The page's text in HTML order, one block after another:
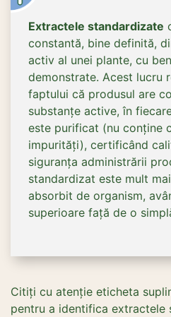
Extractele standardizate
constantă, bine definită,
activ al unei plante, cu
demonstrate. Acest lucru
faptului că produsul are
substanțe active, în
este purificat (nu conține
impurități), certificând
siguranța administrării
standardizat este mult
absorbit de organism,
superioare față de o
Citiți cu atenție eticheta
pentru a identifica extractele